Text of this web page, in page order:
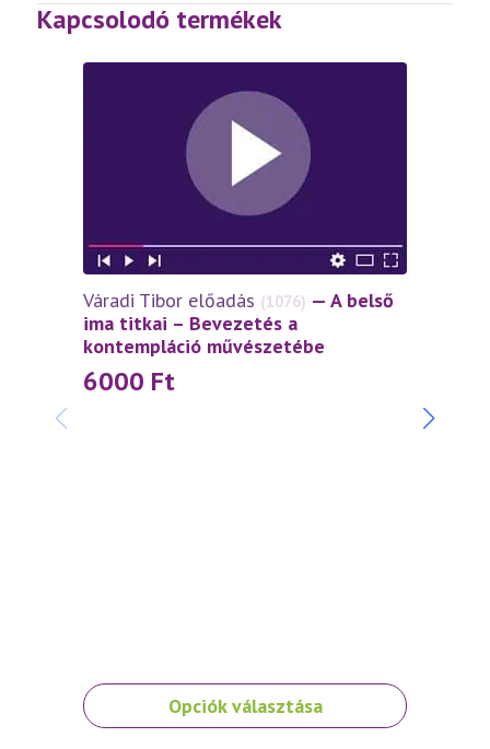
Kapcsolodó termékek
Váradi Tibor előadás (1076) — A belső
ima titkai – Bevezetés a
kontempláció művészetébe
6000 Ft
Opciók választása
Ennek
a